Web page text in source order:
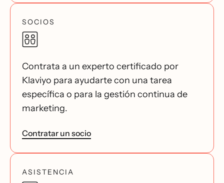
SOCIOS
Contrata a un experto certificado por
Klaviyo para ayudarte con una tarea
específica o para la gestión continua de
marketing.
Contratar un socio
ASISTENCIA